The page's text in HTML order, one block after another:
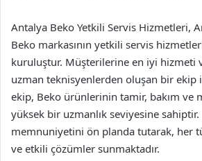
Antalya Beko Yetkili Servis Hizmetleri,
Beko markasının yetkili servis
kuruluştur. Müşterilerine en iyi hizmeti
uzman teknisyenlerden oluşan bir ekip
ekip, Beko ürünlerinin tamir, bakım ve
yüksek bir uzmanlık seviyesine
memnuniyetini ön planda tutarak, her
ve etkili çözümler sunmaktadır.